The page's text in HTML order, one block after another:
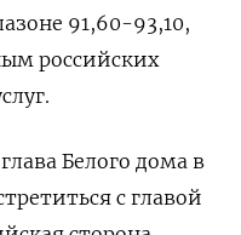
91,60-93,10,
российских
Белого дома в
с главой